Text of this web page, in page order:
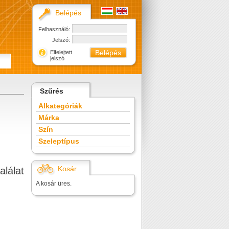
Szűrés
Alkategóriák
Márka
Szín
Szeleptípus
Kosár
A kosár üres.
Belépés
Felhasználó:
Jelszó:
Elfelejtett
jelszó